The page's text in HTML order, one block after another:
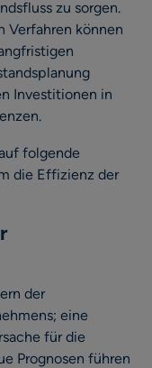
zu sorgen.
Verfahren können
Investitionen in
folgende
die Effizienz der
der
eine
für die
Prognosen führen